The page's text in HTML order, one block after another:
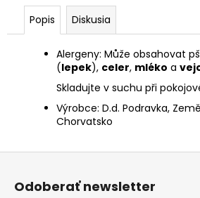
Popis Diskusia
Alergeny: Může obsahovat
(lepek), celer, mléko a
Skladujte v suchu při
Výrobce: D.d. Podravka,
Chorvatsko
19G
0,98
€
Odoberať newsletter